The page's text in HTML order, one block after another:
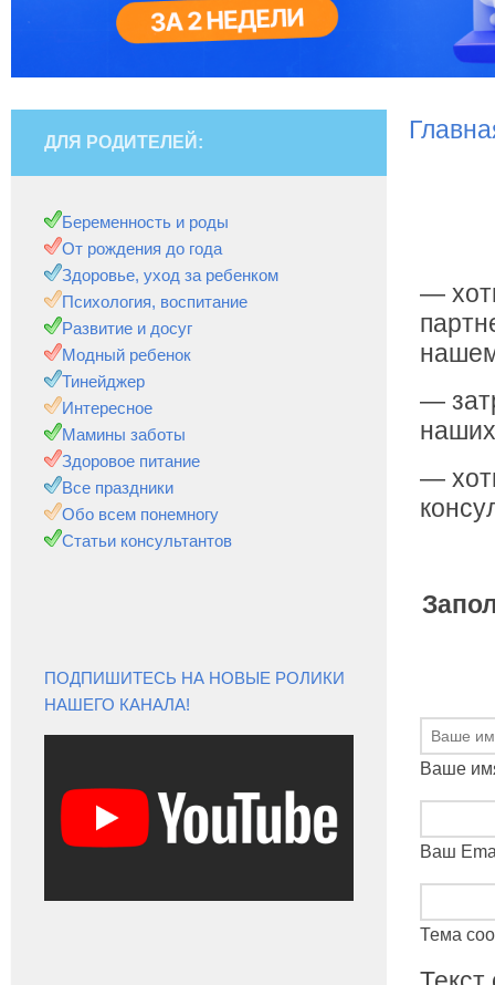
—
—
—
Ваше
Ваш
Тема
ДЛЯ РОДИТЕЛЕЙ:
Беременность и роды
От рождения до года
Здоровье, уход за ребенком
Психология, воспитание
Развитие и досуг
Модный ребенок
Тинейджер
Интересное
Мамины заботы
Здоровое питание
Все праздники
Обо всем понемногу
Статьи консультантов
ПОДПИШИТЕСЬ НА НОВЫЕ РОЛИКИ
НАШЕГО КАНАЛА!